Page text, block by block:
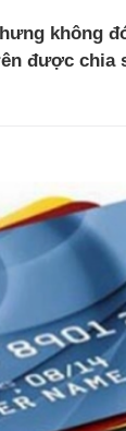
không
được chia